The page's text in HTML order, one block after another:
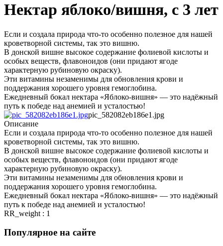
Нектар яблоко/вишня, с 3 лет
Если и создала природа что-то особенно полезное для нашей
кроветворной системы, так это вишню.
В донской вишне высокое содержание фолиевой кислоты и
особых веществ, флавоноидов (они придают ягоде
характерную рубиновую окраску).
Эти витамины незаменимы для обновления крови и
поддержания хорошего уровня гемоглобина.
Ежедневный бокал нектара «Яблоко-вишня» — это надёжный
путь к победе над анемией и усталостью!
pic_582082eb186e1.jpg
Описание
Если и создала природа что-то особенно полезное для нашей
кроветворной системы, так это вишню.
В донской вишне высокое содержание фолиевой кислоты и
особых веществ, флавоноидов (они придают ягоде
характерную рубиновую окраску).
Эти витамины незаменимы для обновления крови и
поддержания хорошего уровня гемоглобина.
Ежедневный бокал нектара «Яблоко-вишня» — это надёжный
путь к победе над анемией и усталостью!
RR_weight : 1
Популярное на сайте